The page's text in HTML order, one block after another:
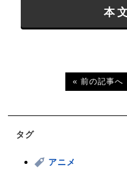
本
« 前の記事へ
タグ
アニメ